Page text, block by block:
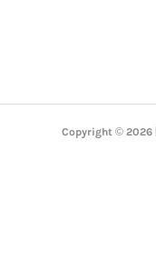
Copyright © 2026